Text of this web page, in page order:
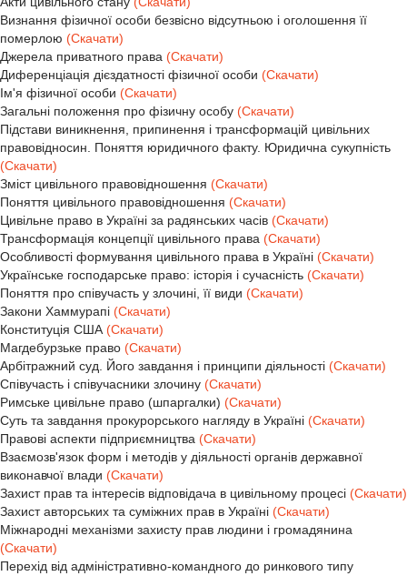
Визнання фізичної особи безвісно відсутньою і оголошення її
померлою (Скачати)
Джерела приватного права (Скачати)
Диференціація дієздатності фізичної особи (Скачати)
Ім'я фізичної особи (Скачати)
Загальні положення про фізичну особу (Скачати)
Підстави виникнення, припинення і трансформацій цивільних
правовідносин. Поняття юридичного факту. Юридична сукупність
(Скачати)
Зміст цивільного правовідношення (Скачати)
Поняття цивільного правовідношення (Скачати)
Цивільне право в Україні за радянських часів (Скачати)
Трансформація концепції цивільного права (Скачати)
Особливості формування цивільного права в Україні (Скачати)
Українське господарське право: історія і сучасність (Скачати)
Поняття про співучасть у злочині, її види (Скачати)
Закони Хаммурапі (Скачати)
Конституція США (Скачати)
Магдебурзьке право (Скачати)
Арбітражний суд. Його завдання і принципи діяльності (Скачати)
Співучасть і співучасники злочину (Скачати)
Римське цивільне право (шпаргалки) (Скачати)
Суть та завдання прокурорського нагляду в Україні (Скачати)
Правові аспекти підприємництва (Скачати)
Взаємозв'язок форм і методів у діяльності органів державної
виконавчої влади (Скачати)
Захист прав та інтересів відповідача в цивільному процесі (Скачати)
Захист авторських та суміжних прав в Україні (Скачати)
Міжнародні механізми захисту прав людини і громадянина
(Скачати)
Перехід від адміністративно-командного до ринкового типу